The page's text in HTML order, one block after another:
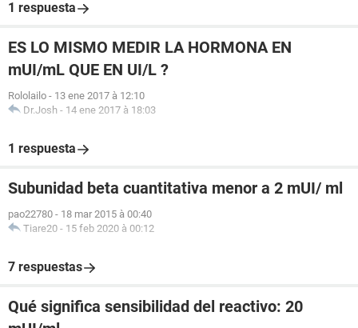
1 respuesta
ES LO MISMO MEDIR LA HORMONA EN
mUI/mL QUE EN UI/L ?
Rololailo - 13 ene 2017 à 12:10
Dr.Josh - 14 ene 2017 à 18:03
1 respuesta
Subunidad beta cuantitativa menor a 2 mUI/ ml
pao22780 - 18 mar 2015 à 00:40
Tiare20 - 15 feb 2020 à 00:12
7 respuestas
Qué significa sensibilidad del reactivo: 20